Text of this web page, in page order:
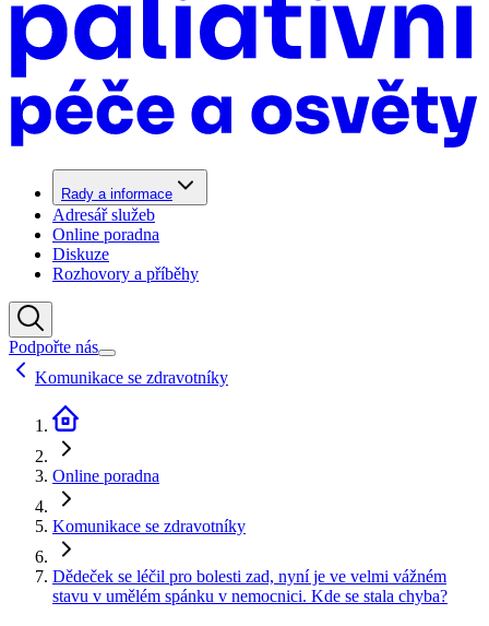
Rady a informace
Adresář služeb
Online poradna
Diskuze
Rozhovory a příběhy
Podpořte nás
Komunikace se zdravotníky
Online poradna
Komunikace se zdravotníky
Dědeček se léčil pro bolesti zad, nyní je ve velmi vážném
stavu v umělém spánku v nemocnici. Kde se stala chyba?